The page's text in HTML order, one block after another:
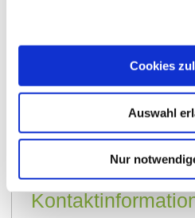
Cookies
Auswahl
Nur
Kontakt Weitere Infos &